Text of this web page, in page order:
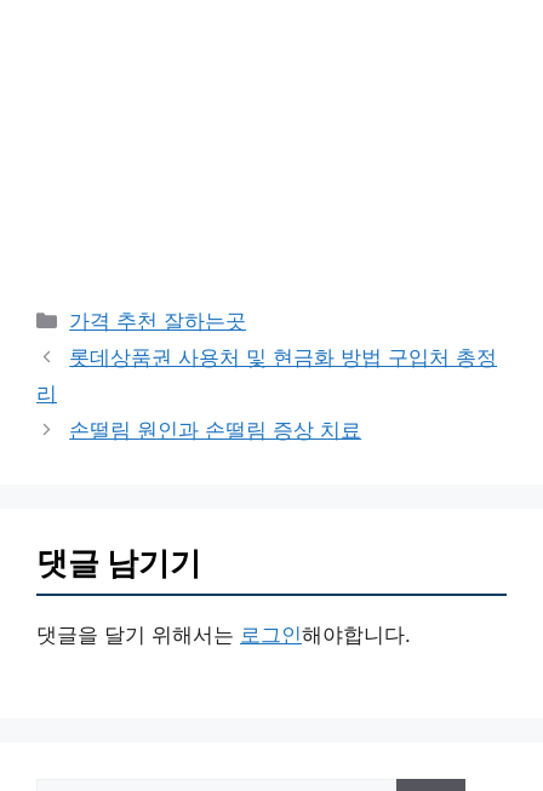
카
테
가격 추천 잘하는곳
롯데상품권 사용처 및 현금화 방법 구입처 총정
리
손떨림 원인과 손떨림 증상 치료
댓글 남기기
댓글을 달기 위해서는 로그인해야합니다.